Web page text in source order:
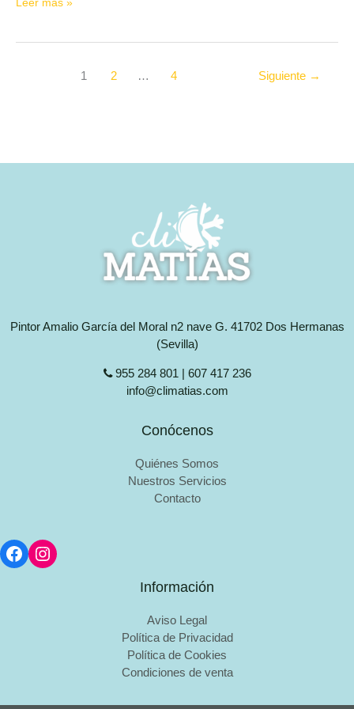
Leer más »
1 2 … 4 Siguiente →
Pintor Amalio García del Moral n2 nave G. 41702 Dos Hermanas
(Sevilla)
955 284 801 | 607 417 236
info@climatias.com
Conócenos
Quiénes Somos
Nuestros Servicios
Contacto
Información
Aviso Legal
Política de Privacidad
Política de Cookies
Condiciones de venta